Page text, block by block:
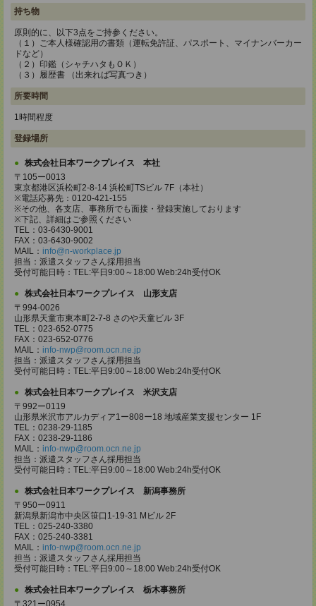
持ち物
原則的に、以下3点をご持参ください。
（１）ご本人様確認用の書類（運転免許証、パスポート、マイナンバーカー
ドなど）
（２）印鑑（シャチハタもＯＫ）
（３）履歴書 （出来れば写真つき）
所要時間
1時間程度
登録場所
株式会社日本ワークプレイス 本社
〒105ー0013
東京都港区浜松町2-8-14 浜松町TSビル 7F（本社）
※電話応募先：0120-421-155
※その他、各支店、事務所でも面接・登録実施しております
※下記、詳細はご参照ください
TEL：03-6430-9001
FAX：03-6430-9002
MAIL： info@n-workplace.jp
担当：派遣スタッフさん採用担当
受付可能日時：TEL:平日9:00～18:00 Web:24h受付OK
株式会社日本ワークプレイス 山形支店
〒994-0026
山形県天童市東本町2-7-8 さのや天童ビル 3F
TEL：023-652-0775
FAX：023-652-0776
MAIL： info-nwp@room.ocn.ne.jp
担当：派遣スタッフさん採用担当
受付可能日時：TEL:平日9:00～18:00 Web:24h受付OK
株式会社日本ワークプレイス 米沢支店
〒992ー0119
山形県米沢市アルカディア1ー808ー18 地域産業支援センター 1F
TEL：0238-29-1185
FAX：0238-29-1186
MAIL： info-nwp@room.ocn.ne.jp
担当：派遣スタッフさん採用担当
受付可能日時：TEL:平日9:00～18:00 Web:24h受付OK
株式会社日本ワークプレイス 新潟事務所
〒950ー0911
新潟県新潟市中央区笹口1-19-31 Mビル 2F
TEL：025-240-3380
FAX：025-240-3381
MAIL： info-nwp@room.ocn.ne.jp
担当：派遣スタッフさん採用担当
受付可能日時：TEL:平日9:00～18:00 Web:24h受付OK
株式会社日本ワークプレイス 栃木事務所
〒321ー0954